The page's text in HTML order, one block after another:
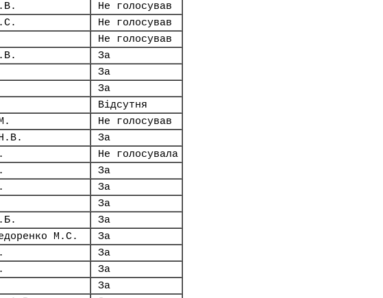
Не голосував
Не голосував
Не голосував
За
За
За
Відсутня
Не голосував
За
Не голосувала
За
За
За
За
М.С.
За
За
За
За